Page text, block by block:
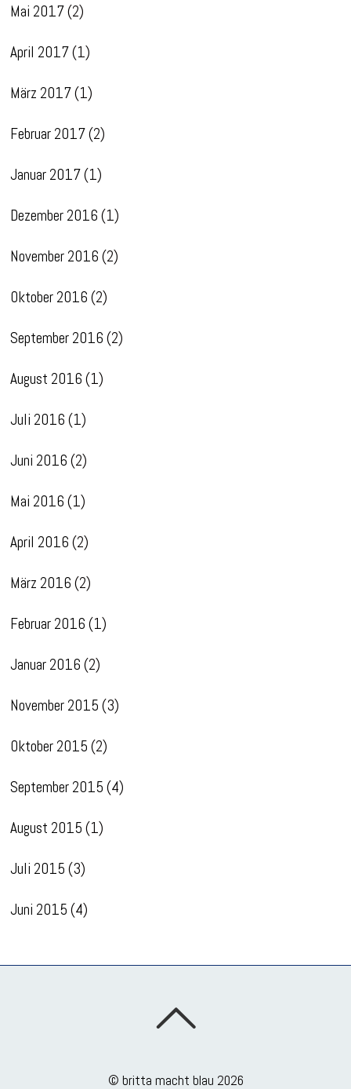
Mai 2017(2)
April 2017(1)
März 2017(1)
Februar 2017(2)
Januar 2017(1)
Dezember 2016 (1)
November 2016 (2)
Oktober 2016 (2)
September 2016 (2)
August 2016 (1)
Juli 2016 (1)
Juni 2016 (2)
Mai 2016 (1)
April 2016 (2)
März 2016 (2)
Februar 2016 (1)
Januar 2016 (2)
November 2015 (3)
Oktober 2015 (2)
September 2015 (4)
August 2015 (1)
Juli 2015 (3)
Juni 2015 (4)
© britta macht blau 2026